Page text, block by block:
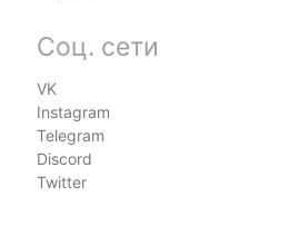
Соц. сети
VK
Instagram
Telegram
Discord
Twitter